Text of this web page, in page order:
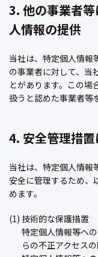
3. 他の事業者
人情報の提供
当社は、特定個人情報
の事業者に対して、当
とがあります。この場
扱うと認めた事業者等
4. 安全管理措
当社は、特定個人情報
安全に管理するため、
めます。
(1) 技術的な保護措置
特定個人情報等へ
らの不正アクセス